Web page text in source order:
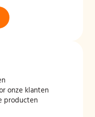
onze klanten
producten